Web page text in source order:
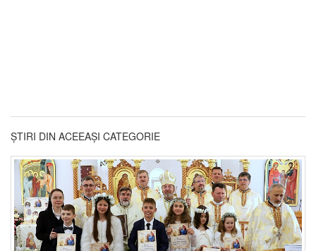
ȘTIRI DIN ACEEAȘI CATEGORIE